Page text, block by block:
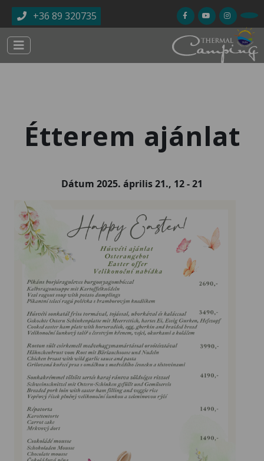
Ugrás a tartalomra
+36 89 320735
Étterem ajánlat
Dátum 2025. április 21., 12-21
Kép